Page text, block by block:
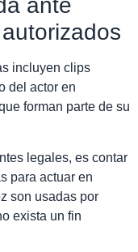
ante
incluyen clips
del actor en
forman parte de su
legales, es contar
para actuar en
son usadas por
exista un fin